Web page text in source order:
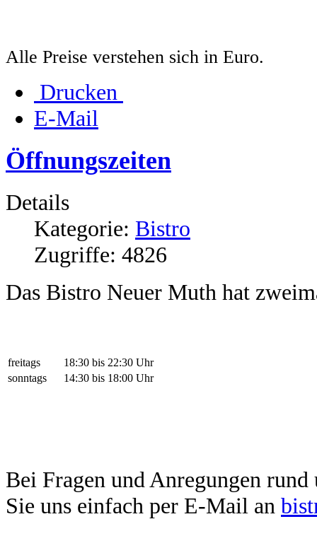
Alle Preise verstehen sich in Euro.
Drucken
E-Mail
Öffnungszeiten
Details
Kategorie: Bistro
Zugriffe: 4826
Das Bistro Neuer Muth hat
freitags
18:30 bis 22:30 Uhr
sonntags
14:30 bis 18:00 Uhr
Bei Fragen und Anregungen
Sie uns einfach per E-Mail an